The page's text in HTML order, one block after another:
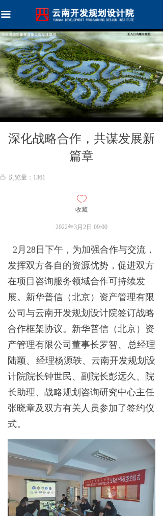
끀首页
关于我们
新闻资讯
资质荣誉
团队实力
加入我们
深化战略合作，共谋发展新
篇章
2月 28 日下午，为加强合作与交流，
发挥双方各自的资源优势，促进双方
在项目咨询服务领域合作可持续发
展。新华普信（北京）资产管理有限
公司与云南开发规划设计院签订战略
合作框架协议。新华普信（北京）资
产管理有限公司董事长罗智、 总经理
陆颖、 经理杨源轶、云南开发规划设
计院院长钟世民、副院长彭远久、院
长助理、战略规划咨询研究中心主任
张晓章及双方有关人员参加了签约仪
式。
2022年3月2日 09:00
ꄘ 浏览量： 1361
ꄀ
收藏